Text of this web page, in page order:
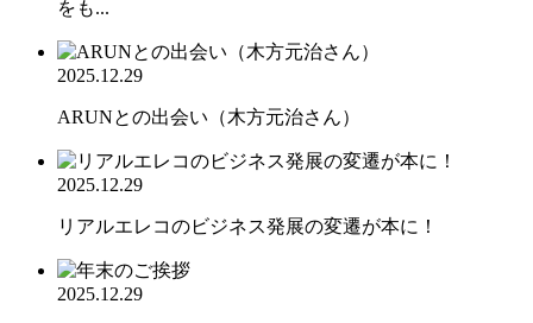
をも...
2025.12.29
ARUNとの出会い（木方元治さん）
2025.12.29
リアルエレコのビジネス発展の変遷が本に！
2025.12.29